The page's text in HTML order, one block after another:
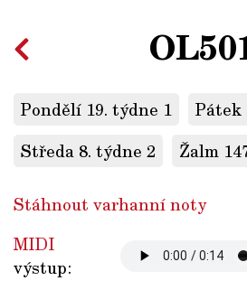
Pondělí 19. týdne 1
Pátek
Středa 8. týdne 2
Žalm
Stáhnout varhanní noty
MIDI
výstup: